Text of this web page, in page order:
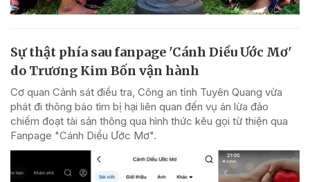
Sự thật phía sau fanpage 'Cánh Diều Ước Mơ'
do Trương Kim Bốn vận hành
Cơ quan Cảnh sát điều tra, Công an tỉnh Tuyên Quang vừa
phát đi thông báo tìm bị hại liên quan đến vụ án lừa đảo
chiếm đoạt tài sản thông qua hình thức kêu gọi từ thiện qua
Fanpage "Cánh Diều Ước Mơ".